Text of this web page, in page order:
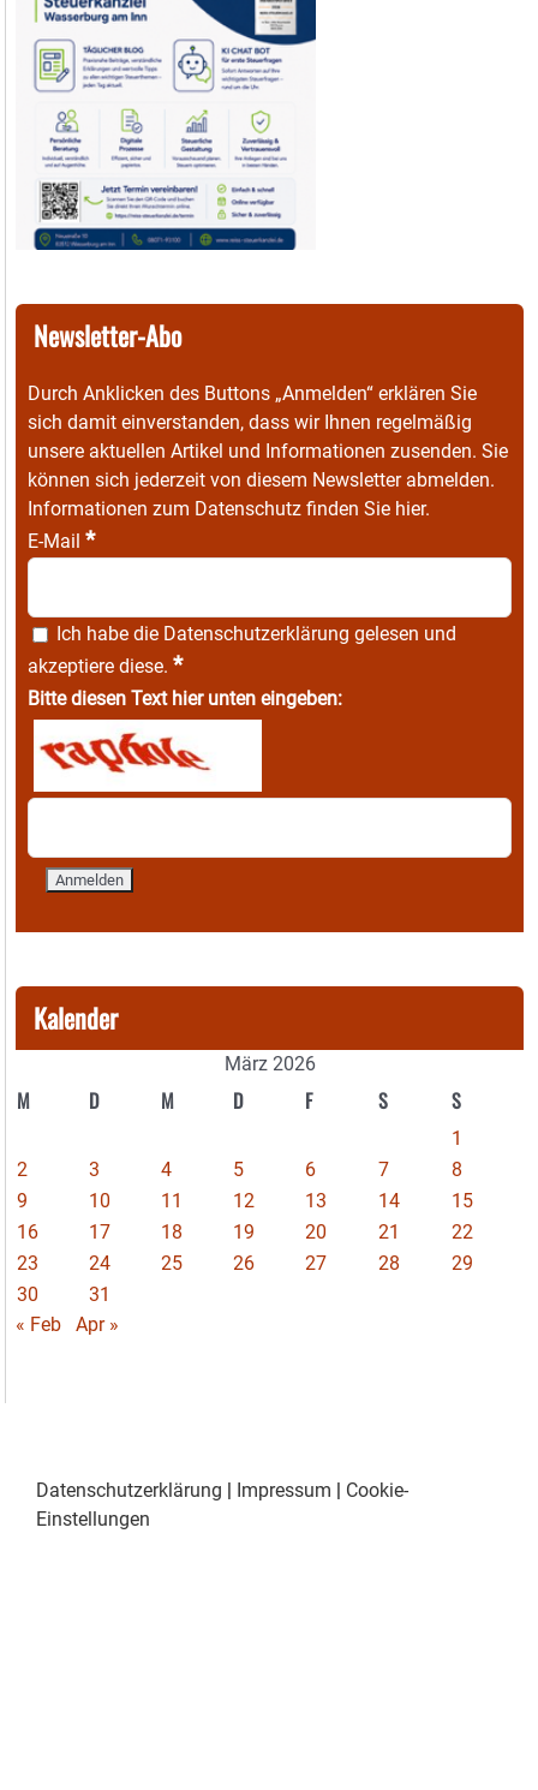
Newsletter-Abo
Durch Anklicken des Buttons „Anmelden“ erklären Sie
sich damit einverstanden, dass wir Ihnen regelmäßig
unsere aktuellen Artikel und Informationen zusenden. Sie
können sich jederzeit von diesem Newsletter abmelden.
Informationen zum Datenschutz finden Sie hier.
E-Mail *
Ich habe die Datenschutzerklärung gelesen und
akzeptiere diese. *
Bitte diesen Text hier unten eingeben:
Kalender
März 2026
M D M D F S S
1
2
3 4 5 6 7
8
9
10 11 12 13 14
15
16
17 18 19 20 21
22
23
24 25 26 27 28
29
30
31
« Feb
Apr »
Datenschutzerklärung | Impressum | Cookie-
Einstellungen